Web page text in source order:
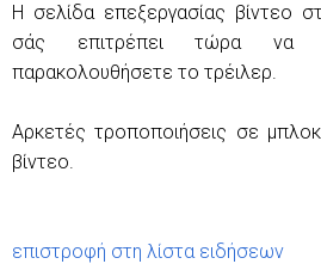
Η σελίδα επεξεργασίας βίντεο
σάς επιτρέπει τώρα να
παρακολουθήσετε το τρέιλερ.
Αρκετές τροποποιήσεις σε
βίντεο.
επιστροφή στη λίστα ειδήσεων